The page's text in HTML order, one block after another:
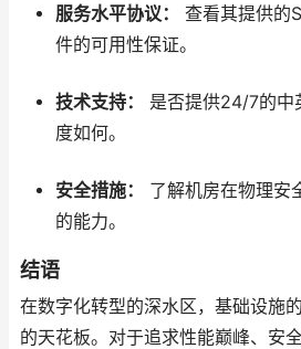
服务水平协议：
查看其提供的
件的可用性保证。
技术支持：
是否提供24/7的中
度如何。
安全措施：
了解机房在物理安
的能力。
结语
在数字化转型的深水区，基础设施
的天花板。对于追求性能巅峰、安